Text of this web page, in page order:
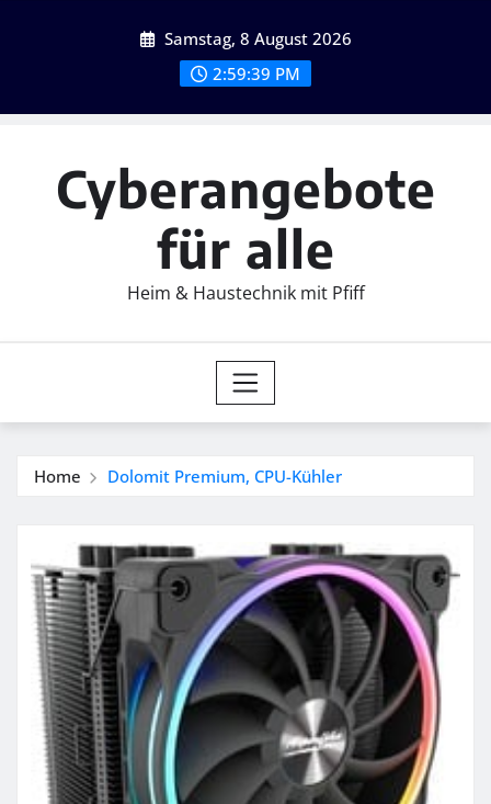
Samstag, 8 August 2026
2:59:41 PM
Cyberangebote
für alle
Heim & Haustechnik mit Pfiff
Home Dolomit Premium, CPU-Kühler